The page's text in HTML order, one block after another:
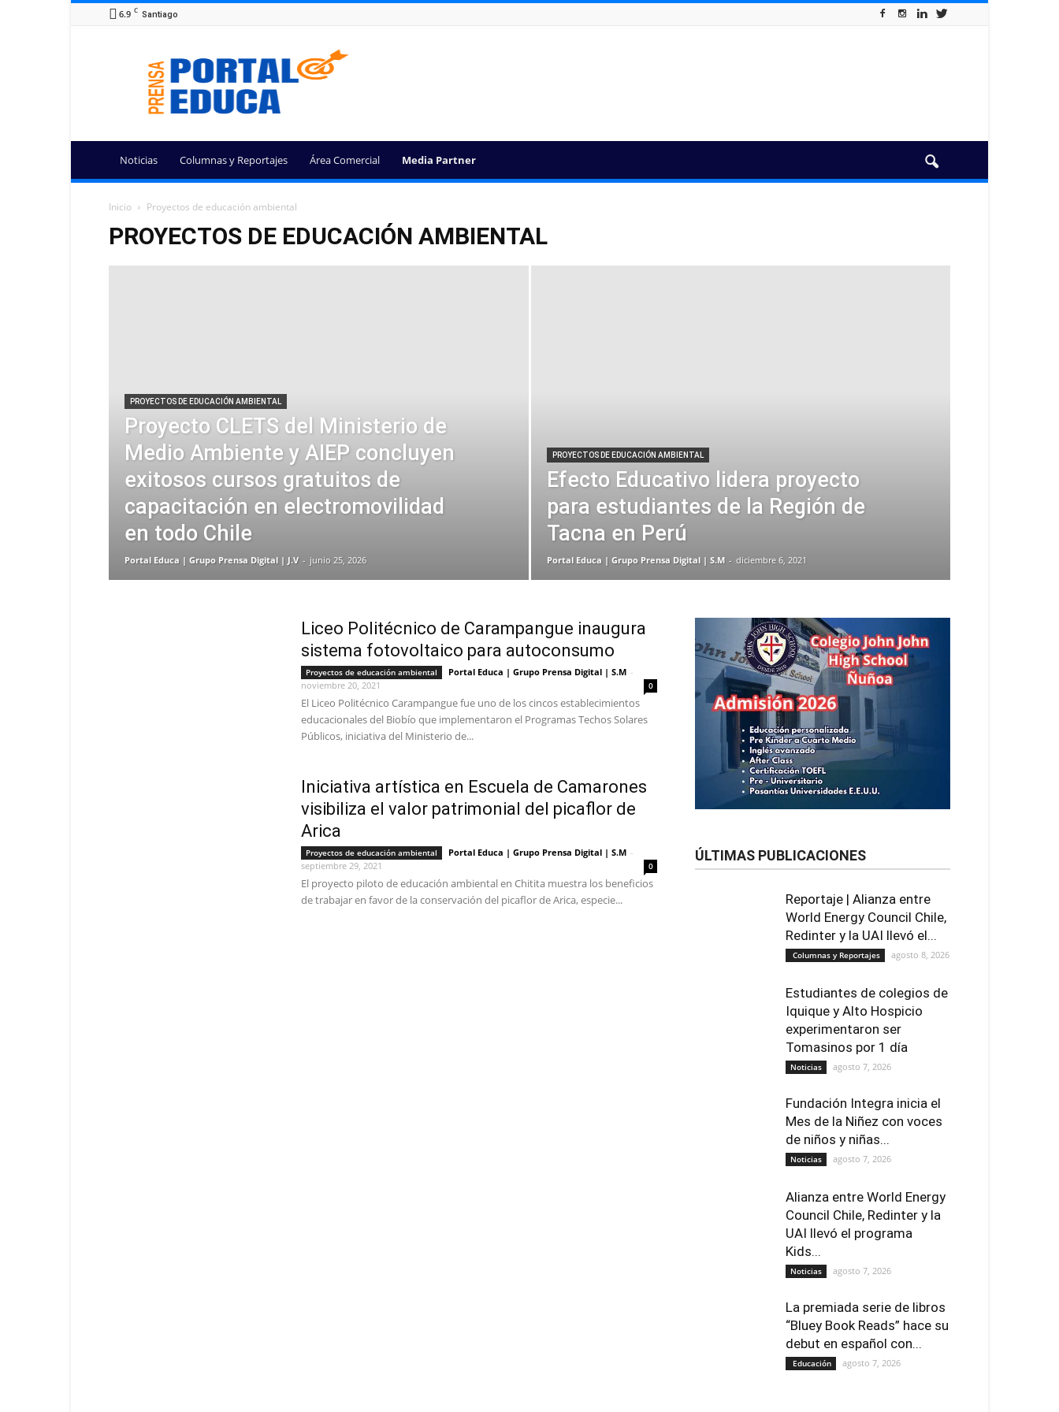
6.9 C Santiago
Portal
Educa
Noticias Columnas y Reportajes Área Comercial Media Partner
Inicio Proyectos de educación ambiental
PROYECTOS DE EDUCACIÓN AMBIENTAL
PROYECTOS DE EDUCACIÓN AMBIENTAL
Proyecto CLETS del Ministerio de
Medio Ambiente y AIEP concluyen
exitosos cursos gratuitos de
capacitación en electromovilidad
en todo Chile
Portal Educa | Grupo Prensa Digital | J.V - junio 25, 2026
PROYECTOS DE EDUCACIÓN AMBIENTAL
Efecto Educativo lidera proyecto
para estudiantes de la Región de
Tacna en Perú
Portal Educa | Grupo Prensa Digital | S.M - diciembre 6, 2021
Liceo Politécnico de Carampangue inaugura
sistema fotovoltaico para autoconsumo
Proyectos de educación ambiental Portal Educa | Grupo Prensa Digital | S.M -
noviembre 20, 2021
0
El Liceo Politécnico Carampangue fue uno de los cincos establecimientos
educacionales del Biobío que implementaron el Programas Techos Solares
Públicos, iniciativa del Ministerio de...
Iniciativa artística en Escuela de Camarones
visibiliza el valor patrimonial del picaflor de
Arica
Proyectos de educación ambiental Portal Educa | Grupo Prensa Digital | S.M -
septiembre 29, 2021
0
El proyecto piloto de educación ambiental en Chitita muestra los beneficios
de trabajar en favor de la conservación del picaflor de Arica, especie...
ÚLTIMAS PUBLICACIONES
Reportaje | Alianza entre
World Energy Council Chile,
Redinter y la UAI llevó el...
Columnas y Reportajes agosto 8, 2026
Estudiantes de colegios de
Iquique y Alto Hospicio
experimentaron ser
Tomasinos por 1 día
Noticias agosto 7, 2026
Fundación Integra inicia el
Mes de la Niñez con voces
de niños y niñas...
Noticias agosto 7, 2026
Alianza entre World Energy
Council Chile, Redinter y la
UAI llevó el programa
Kids...
Noticias agosto 7, 2026
La premiada serie de libros
“Bluey Book Reads” hace su
debut en español con...
Educación agosto 7, 2026